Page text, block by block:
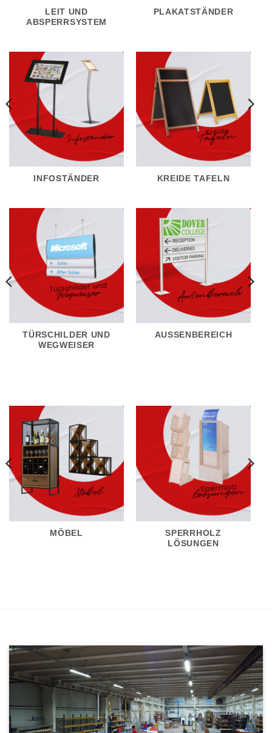
LEIT UND
ABSPERRSYSTEM
PLAKATSTÄNDER
INFOSTÄNDER KREIDE TAFELN
TÜRSCHILDER UND
WEGWEISER
AUSSENBEREICH
MÖBEL
SPERRHOLZ
LÖSUNGEN